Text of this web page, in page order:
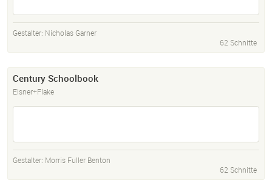
Gestalter: Nicholas Garner
62 Schnitte
Century Schoolbook
Elsner+Flake
Gestalter: Morris Fuller Benton
62 Schnitte